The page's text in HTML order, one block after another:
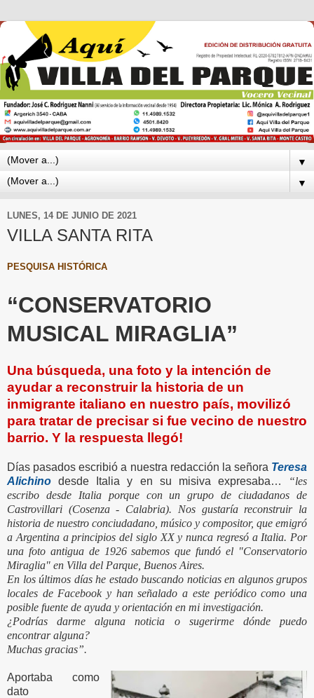
▼
▼
LUNES, 14 DE JUNIO DE 2021
VILLA SANTA RITA
PESQUISA HISTÓRICA
“CONSERVATORIO
MUSICAL MIRAGLIA”
Una búsqueda, una foto y la intención de
ayudar a reconstruir la historia de un
inmigrante italiano en nuestro país, movilizó
para tratar de precisar si fue vecino de nuestro
barrio. Y la respuesta llegó!
Días pasados escribió a nuestra redacción la señora Teresa
Alichino desde Italia y en su misiva expresaba…
“les
escribo desde Italia porque con un grupo de ciudadanos de
Castrovillari (Cosenza - Calabria). Nos gustaría reconstruir la
historia de nuestro conciudadano, músico y compositor, que emigró
a Argentina a principios del siglo XX y nunca regresó a Italia. Por
una foto antigua de 1926 sabemos que fundó el "Conservatorio
Miraglia" en Villa del Parque, Buenos Aires.
En los últimos días he estado buscando noticias en algunos grupos
locales de Facebook y han señalado a este periódico como una
posible fuente de ayuda y orientación en mi investigación.
¿Podrías darme alguna noticia o sugerirme dónde puedo
encontrar alguna?
Muchas gracias”.
Aportaba como
dato